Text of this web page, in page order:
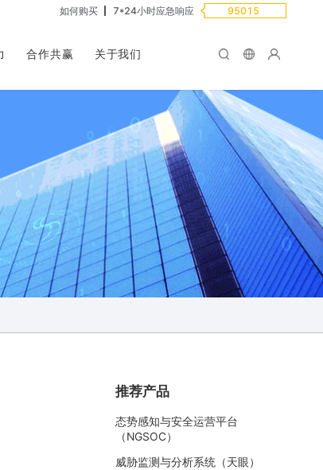
如何购买 7*24小时应急响应 95015
合作共赢 关于我们
推荐产品
态势感知与安全运营平台
（NGSOC）
威胁监测与分析系统（天眼）